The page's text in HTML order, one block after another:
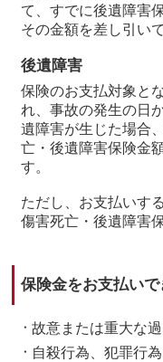
て、すでに後遺障害
その金額を差し引い
後遺障害
保険のお支払対象と
れ、事故の発生の日
遺障害が生じた場合
亡・後遺障害保険金
す。
ただし、お支払いす
傷害死亡・後遺障害
保険金をお支払い
故意または重大な
自殺行為、犯罪行